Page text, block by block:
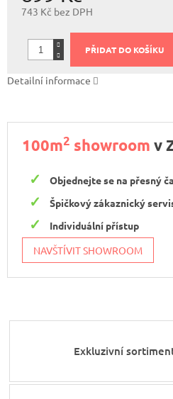
743 Kč bez DPH
cena:
PŘIDAT DO KOŠÍKU
Detailní informace
100m2 showroom v
Objednejte se na přesný
Špičkový zákaznický
Individuální přístup
NAVŠTÍVIT SHOWROOM
Exkluzivní